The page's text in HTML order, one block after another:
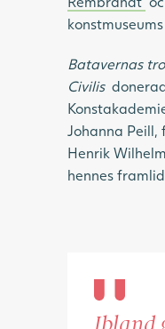
Batavernas
Civilis
Johanna
Henrik
hennes